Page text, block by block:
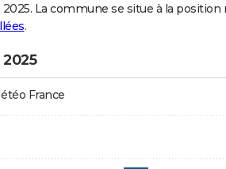
La commune se situe à la position
.
France